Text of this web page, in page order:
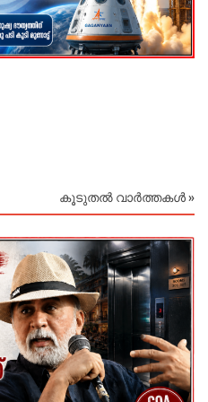
കൂടുതൽ വാർത്തകൾ »